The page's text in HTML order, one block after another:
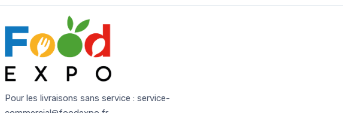
Pour les livraisons sans service : service-